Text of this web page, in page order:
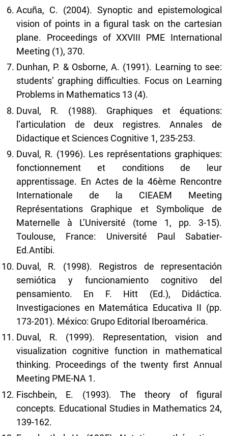
Acuña, C. (2004). Synoptic and epistemological
vision of points in a figural task on the cartesian
plane. Proceedings of XXVIII PME International
Meeting (1), 370.
Dunhan, P. & Osborne, A. (1991). Learning to see:
students’ graphing difficulties. Focus on Learning
Problems in Mathematics 13 (4).
Duval, R. (1988). Graphiques et équations:
l’articulation de deux registres. Annales de
Didactique et Sciences Cognitive 1, 235-253.
Duval, R. (1996). Les représentations graphiques:
fonctionnement et conditions de leur
apprentissage. En Actes de la 46ème Rencontre
Internationale de la CIEAEM Meeting
Représentations Graphique et Symbolique de
Maternelle à L’Université (tome 1, pp. 3-15).
Toulouse, France: Université Paul Sabatier-
Ed.Antibi.
Duval, R. (1998). Registros de representación
semiótica y funcionamiento cognitivo del
pensamiento. En F. Hitt (Ed.), Didáctica.
Investigaciones en Matemática Educativa II (pp.
173-201). México: Grupo Editorial Iberoamérica.
Duval, R. (1999). Representation, vision and
visualization cognitive function in mathematical
thinking. Proceedings of the twenty first Annual
Meeting PME-NA 1.
Fischbein, E. (1993). The theory of figural
concepts. Educational Studies in Mathematics 24,
139-162.